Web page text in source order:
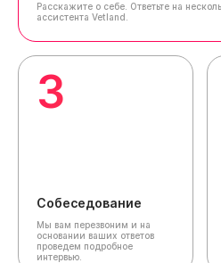
Расскажите о себе. Ответьте на
ассистента Vetland.
3
Собеседование
Мы вам перезвоним и на
основании ваших ответов
проведем подробное
интервью.